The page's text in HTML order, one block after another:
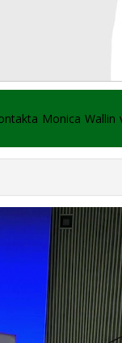
Monica Wallin